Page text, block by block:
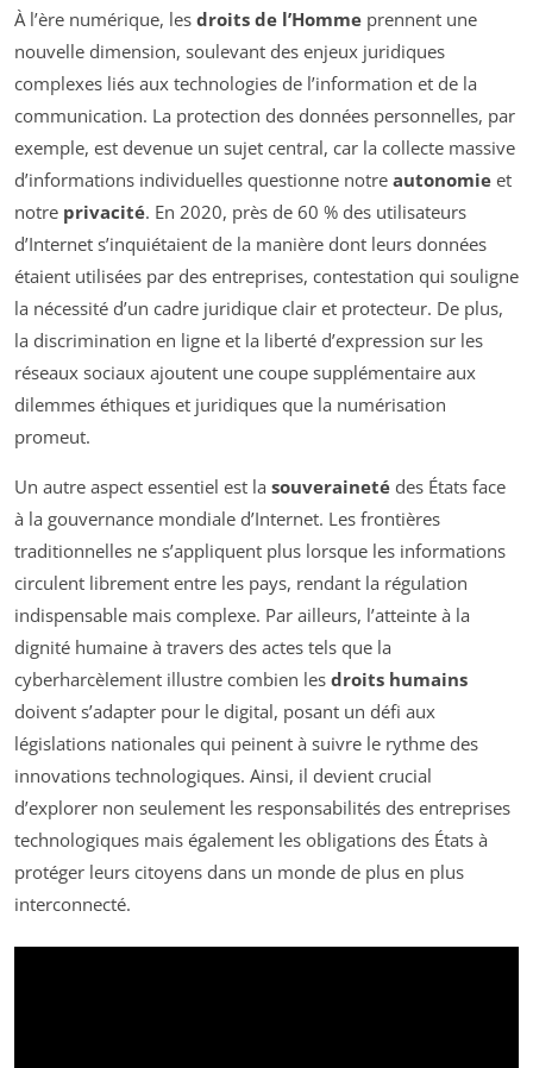
À l’ère numérique, les droits de l’Homme prennent une
nouvelle dimension, soulevant des enjeux juridiques
complexes liés aux technologies de l’information et de la
communication. La protection des données personnelles, par
exemple, est devenue un sujet central, car la collecte massive
d’informations individuelles questionne notre autonomie et
notre privacité. En 2020, près de 60 % des utilisateurs
d’Internet s’inquiétaient de la manière dont leurs données
étaient utilisées par des entreprises, contestation qui souligne
la nécessité d’un cadre juridique clair et protecteur. De plus,
la discrimination en ligne et la liberté d’expression sur les
réseaux sociaux ajoutent une coupe supplémentaire aux
dilemmes éthiques et juridiques que la numérisation
promeut.
Un autre aspect essentiel est la souveraineté des États face
à la gouvernance mondiale d’Internet. Les frontières
traditionnelles ne s’appliquent plus lorsque les informations
circulent librement entre les pays, rendant la régulation
indispensable mais complexe. Par ailleurs, l’atteinte à la
dignité humaine à travers des actes tels que la
cyberharcèlement illustre combien les droits humains
doivent s’adapter pour le digital, posant un défi aux
législations nationales qui peinent à suivre le rythme des
innovations technologiques. Ainsi, il devient crucial
d’explorer non seulement les responsabilités des entreprises
technologiques mais également les obligations des États à
protéger leurs citoyens dans un monde de plus en plus
interconnecté.